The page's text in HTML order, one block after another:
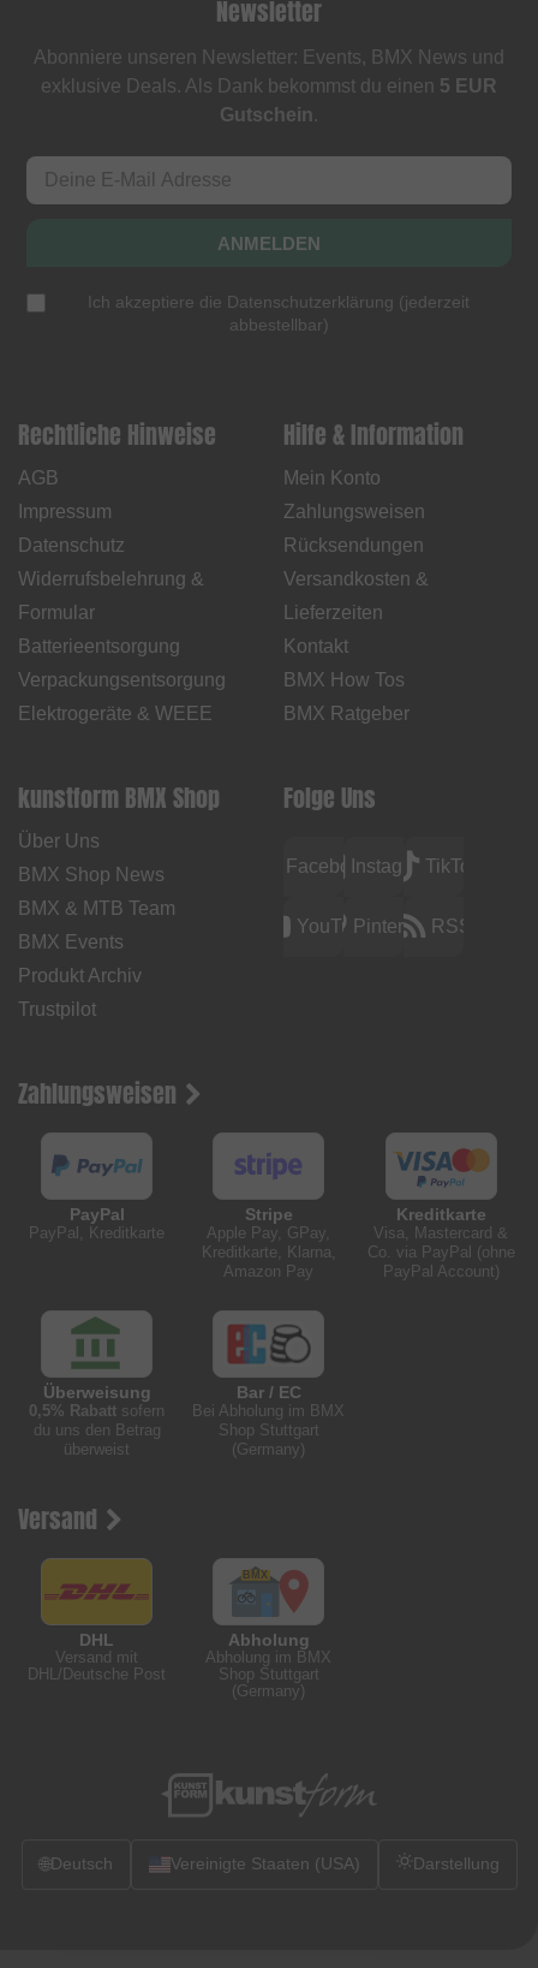
Newsletter
Abonniere unseren Newsletter: Events, BMX News und
exklusive Deals. Als Dank bekommst du einen 5 EUR
Gutschein.
ANMELDEN
Ich akzeptiere die Datenschutzerklärung (jederzeit
abbestellbar)
Rechtliche Hinweise
AGB
Impressum
Datenschutz
Widerrufsbelehrung &
Formular
Batterieentsorgung
Verpackungsentsorgung
Elektrogeräte & WEEE
Hilfe & Information
Mein Konto
Zahlungsweisen
Rücksendungen
Versandkosten &
Lieferzeiten
Kontakt
BMX How Tos
BMX Ratgeber
kunstform BMX Shop
Über Uns
BMX Shop News
BMX & MTB Team
BMX Events
Produkt Archiv
Trustpilot
Folge Uns
FacebookInstagramTikTok
YouTubePinterest RSS
Zahlungsweisen
PayPal
PayPal, Kreditkarte
Stripe
Apple Pay, GPay,
Kreditkarte, Klarna,
Amazon Pay
Kreditkarte
Visa, Mastercard &
Co. via PayPal (ohne
PayPal Account)
Überweisung
0,5% Rabatt sofern
du uns den Betrag
überweist
Bar / EC
Bei Abholung im BMX
Shop Stuttgart
(Germany)
Versand
DHL
Versand mit
DHL/Deutsche Post
Abholung
Abholung im BMX
Shop Stuttgart
(Germany)
🌐Deutsch Vereinigte Staaten (USA) Darstellung